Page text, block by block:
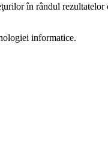
în rândul
informatice.